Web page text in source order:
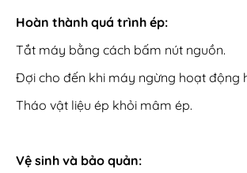
Hoàn thành quá trình ép:
Tắt máy bằng cách bấm nút nguồn.
Đợi cho đến khi máy ngừng hoạt động
Tháo vật liệu ép khỏi mâm ép.
Vệ sinh và bảo quản: